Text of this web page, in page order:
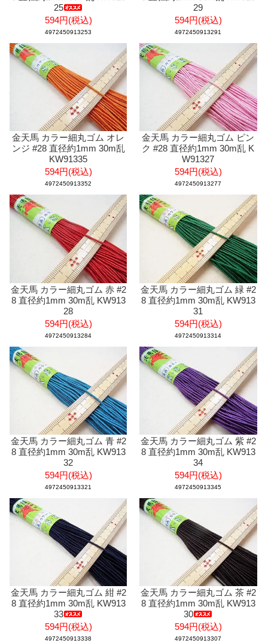
25
594円(税込)
4972450913253
29
594円(税込)
4972450913291
金天馬 カラー細丸ゴム オレ
ンジ #28 直径約1mm 30m乱
KW91335
594円(税込)
4972450913352
金天馬 カラー細丸ゴム ピン
ク #28 直径約1mm 30m乱 K
W91327
594円(税込)
4972450913277
金天馬 カラー細丸ゴム 赤 #2
8 直径約1mm 30m乱 KW913
28
594円(税込)
4972450913284
金天馬 カラー細丸ゴム 緑 #2
8 直径約1mm 30m乱 KW913
31
594円(税込)
4972450913314
金天馬 カラー細丸ゴム 青 #2
8 直径約1mm 30m乱 KW913
32
594円(税込)
4972450913321
金天馬 カラー細丸ゴム 紫 #2
8 直径約1mm 30m乱 KW913
34
594円(税込)
4972450913345
金天馬 カラー細丸ゴム 紺 #2
8 直径約1mm 30m乱 KW913
33
594円(税込)
4972450913338
金天馬 カラー細丸ゴム 茶 #2
8 直径約1mm 30m乱 KW913
30
594円(税込)
4972450913307